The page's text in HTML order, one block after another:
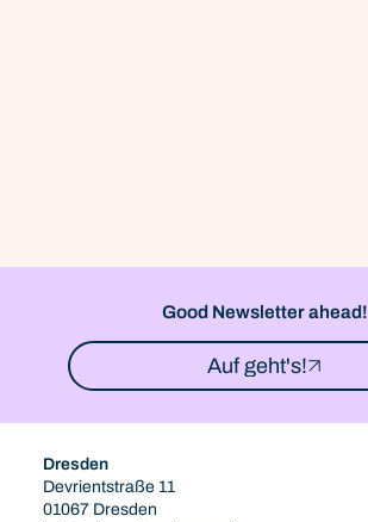
Good Newsletter ahead!
Auf geht's!
Dresden
Devrientstraße 11
01067 Dresden